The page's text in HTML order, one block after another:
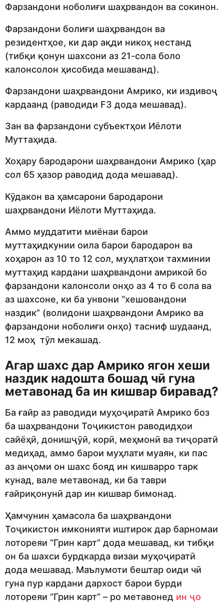
Фарзандони ноболиғи шаҳрвандон ва сокинон.
Фарзандони болиғи шаҳрвандон ва
резидентҳое, ки дар ақди никоҳ нестанд
(тибқи қонун шахсони аз 21-сола боло
калонсолон ҳисобида мешаванд).
Фарзандони шаҳрвандони Амрико, ки издивоҷ
кардаанд (раводиди F3 дода мешавад).
Зан ва фарзандони субъектҳои Иёлоти
Муттаҳида.
Хоҳару бародарони шаҳрвандони Амрико (ҳар
сол 65 ҳазор раводид дода мешавад).
Кӯдакон ва ҳамсарони бародарони
шаҳрвандони Иёлоти Муттаҳида.
Аммо муддатити миёнаи барои
муттаҳидкунии оила барои бародарон ва
хоҳарон аз 10 то 12 сол, муҳлатҳои тахминии
муттаҳид кардани шаҳрвандони амрикоӣ бо
фарзандони калонсоли онҳо аз 4 то 6 сола ва
аз шахсоне, ки ба унвони “хешовандони
наздик” (волидони шаҳрвандони Амрико ва
фарзандони ноболиғи онҳо) тасниф шудаанд,
12 моҳ тӯл мекашад.
Агар шахс дар Амрико ягон хеши
наздик надошта бошад чӣ гуна
метавонад ба ин кишвар биравад?
Ба ғайр аз раводиди муҳоҷиратӣ Амрико боз
ба шаҳрвандони Тоҷикистон раводидҳои
сайёҳӣ, донишҷӯӣ, корӣ, меҳмонӣ ва тиҷоратӣ
медиҳад, аммо барои муҳлати муаян, ки пас
аз анҷоми он шахс бояд ин кишварро тарк
кунад, вале метавонад, ки ба таври
ғайриқонунӣ дар ин кишвар бимонад.
Ҳамчунин ҳамасола ба шаҳрвандони
Тоҷикистон имконияти иштирок дар барномаи
лотореяи “Грин карт” дода мешавад, ки тибқи
он ба шахси бурдкарда визаи муҳоҷиратӣ
дода мешавад. Маълумоти бештар оиди чӣ
гуна пур кардани дархост барои бурди
лотореяи “Грин карт” – ро метавонед ин ҷо